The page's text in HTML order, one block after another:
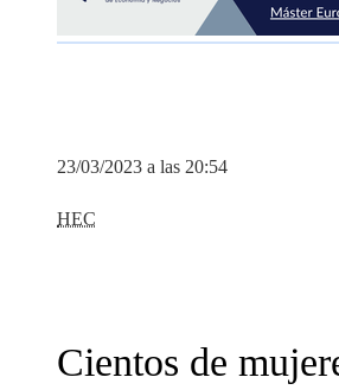
23/03/2023 a las 20:54
HEC
Cientos de